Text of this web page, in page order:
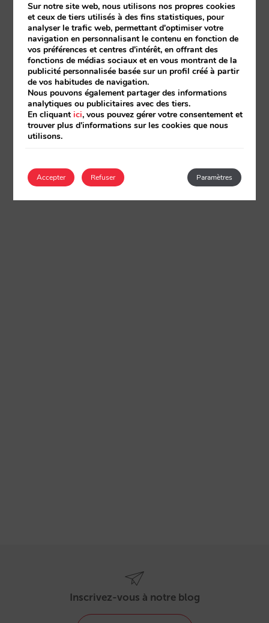
Inscrivez-vous à notre blog
Sur notre site web, nous utilisons nos propres cookies
et ceux de tiers utilisés à des fins statistiques, pour
analyser le trafic web, permettant d'optimiser votre
navigation en personnalisant le contenu en fonction de
vos préférences et centres d'intérêt, en offrant des
fonctions de médias sociaux et en vous montrant de la
publicité personnalisée basée sur un profil créé à partir
de vos habitudes de navigation.
Nous pouvons également partager des informations
analytiques ou publicitaires avec des tiers.
En cliquantici, vous pouvez gérer votre consentement et
trouver plus d'informations sur les cookies que nous
utilisons.
Accepter Paramètres
Refuser